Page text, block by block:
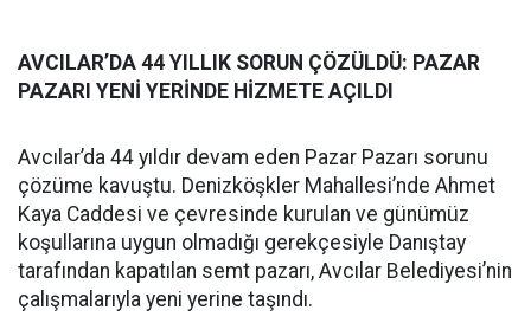
AVCILAR’DA 44 YILLIK SORUN ÇÖZÜLDÜ: PAZAR
PAZARI YENİ YERİNDE HİZMETE AÇILDI
Avcılar’da 44 yıldır devam eden Pazar Pazarı sorunu
çözüme kavuştu. Denizköşkler Mahallesi’nde Ahmet
Kaya Caddesi ve çevresinde kurulan ve günümüz
koşullarına uygun olmadığı gerekçesiyle Danıştay
tarafından kapatılan semt pazarı, Avcılar Belediyesi’nin
çalışmalarıyla yeni yerine taşındı.